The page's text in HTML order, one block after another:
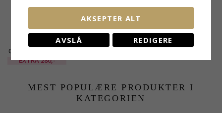
CHANTI Smykkeskrin
med spejl
EXTRA280,-
MEST POPULÆRE PRODUKTER I
KATEGORIEN
AKSEPTER ALT
AVSLÅ REDIGERE